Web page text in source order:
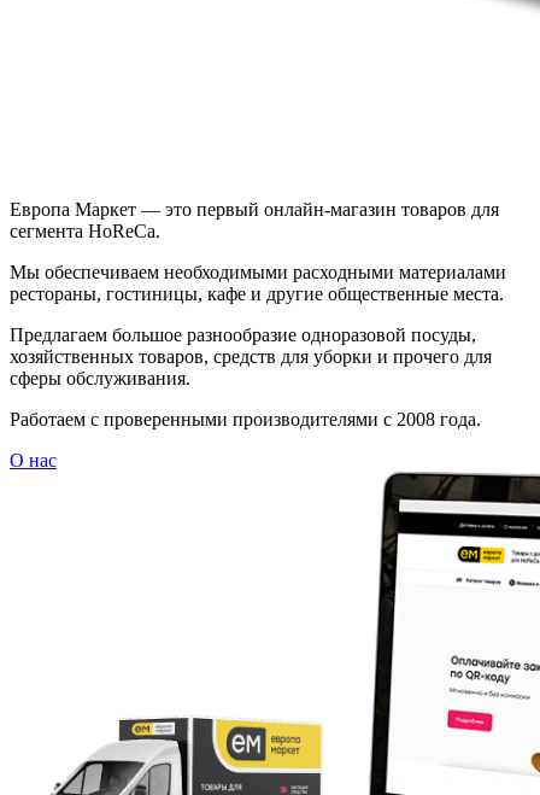
Европа Маркет — это первый онлайн-магазин товаров для
сегмента HoReCa.
Мы обеспечиваем необходимыми расходными материалами
рестораны, гостиницы, кафе и другие общественные места.
Предлагаем большое разнообразие одноразовой посуды,
хозяйственных товаров, средств для уборки и прочего для
сферы обслуживания.
Работаем с проверенными производителями с 2008 года.
О нас